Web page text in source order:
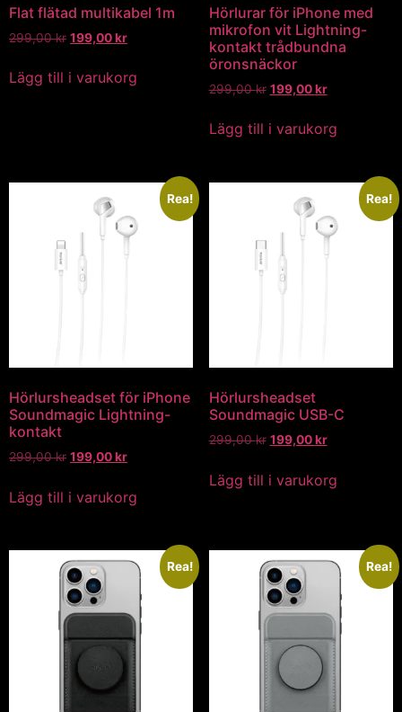
Flat flätad multikabel 1m
299,00kr 199,00kr
Lägg till i varukorg
Hörlurar för iPhone med
mikrofon vit Lightning-
kontakt trådbundna
öronsnäckor
299,00kr 199,00kr
Lägg till i varukorg
Rea!
Hörlursheadset för iPhone
Soundmagic Lightning-
kontakt
299,00kr 199,00kr
Lägg till i varukorg
Rea!
Hörlursheadset
Soundmagic USB-C
299,00kr 199,00kr
Lägg till i varukorg
Rea! Rea!